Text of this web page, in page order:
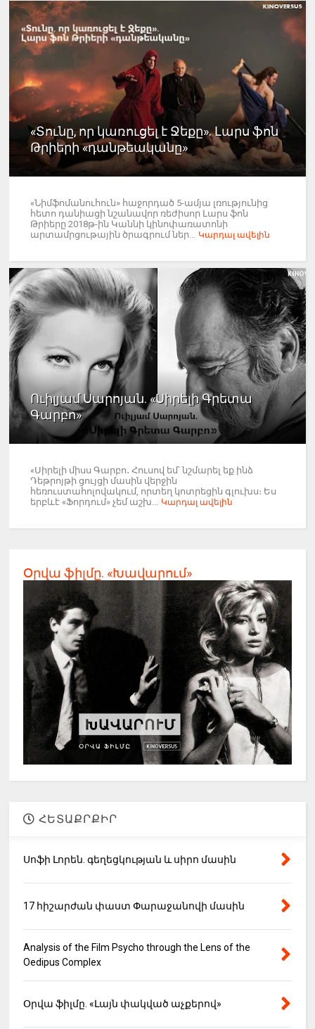
«Տունը, որ կառուցել է Ջեքը». Լարս ֆոն
Թրիերի «դանթեականը»
«Նիմֆոմանուհուն» հաջորդած 5-ամյա լռությունից
հետո դանիացի նշանավոր ռեժիսոր Լարս ֆոն
Թրիերը 2018թ-ին Կաննի կինոփառատոնի
արտամրցութային ծրագրում ներ...
Կարդալ ավելին
Ուիլյամ Սարոյան. «Սիրելի Գրետա
Գարբո»
«Սիրելի միսս Գարբո․ Հուսով եմ՝ նշմարել եք ինձ
Դեթրոյթի ցույցի մասին վերջին
հեռուստահոլովակում, որտեղ կոտրեցին գլուխս։ Ես
երբևէ «Ֆորդում» չեմ աշխ...
Կարդալ ավելին
Օրվա ֆիլմը. «Խավարում»
ՀԵՏԱՔՐՔԻՐ
Սոֆի Լորեն. գեղեցկության և սիրո մասին
17 հիշարժան փաստ Փարաջանովի մասին
Analysis of the Film Psycho through the Lens of the
Oedipus Complex
Օրվա ֆիլմը. «Լայն փակված աչքերով»